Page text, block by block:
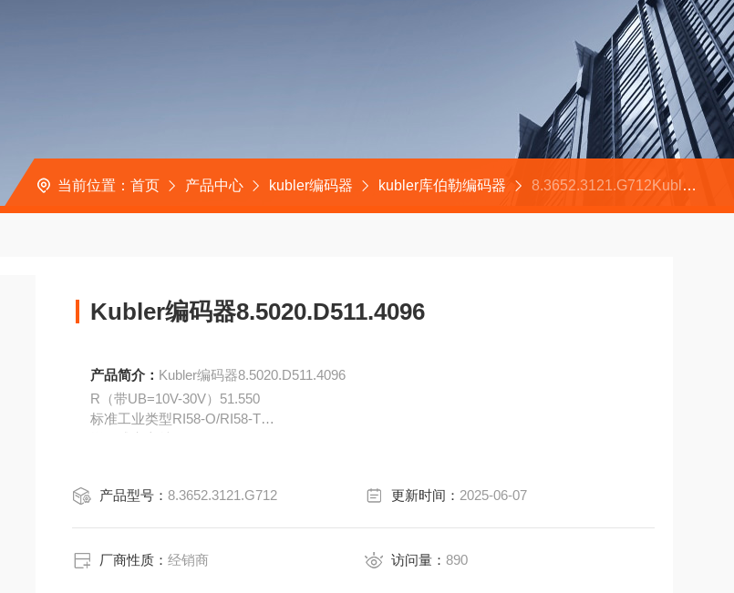
当前位置： 首页 产品中心 kubler编码器 kubler库伯勒编码器 8.3652.3121.G712Kubler编码器8.5020.D511.4096
Kubler编码器8.5020.D511.4096
产品简介： Kubler编码器8.5020.D511.4096
R（带UB=10V-30V）51.550
标准工业类型RI58-O/RI58-T
法兰类型:K=夹紧法兰58S=同步法兰:58M=同步夹紧法兰:65Q=方形法兰:63.5*63.5G=方形
4=IP65/644=IP65/644=IP65/644=IP
产品型号：8.3652.3121.G712 更新时间： 2025-06-07
厂商性质：经销商 访问量： 890